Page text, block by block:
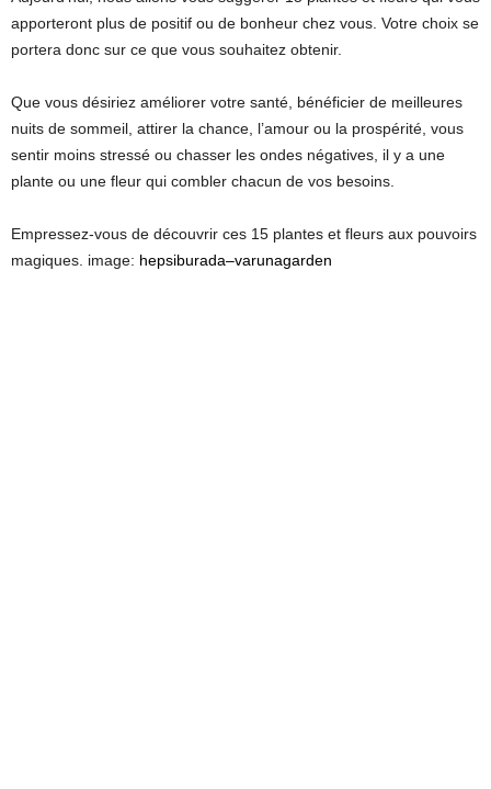
apporteront plus de positif ou de bonheur chez vous. Votre choix se
portera donc sur ce que vous souhaitez obtenir.
Que vous désiriez améliorer votre santé, bénéficier de meilleures
nuits de sommeil, attirer la chance, l’amour ou la prospérité, vous
sentir moins stressé ou chasser les ondes négatives, il y a une
plante ou une fleur qui combler chacun de vos besoins.
Empressez-vous de découvrir ces 15 plantes et fleurs aux pouvoirs
magiques. image: hepsiburada–varunagarden